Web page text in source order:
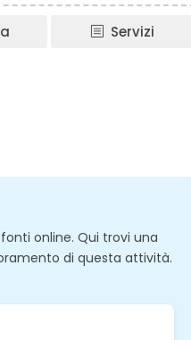
Servizi
online. Qui trovi una
di questa attività.